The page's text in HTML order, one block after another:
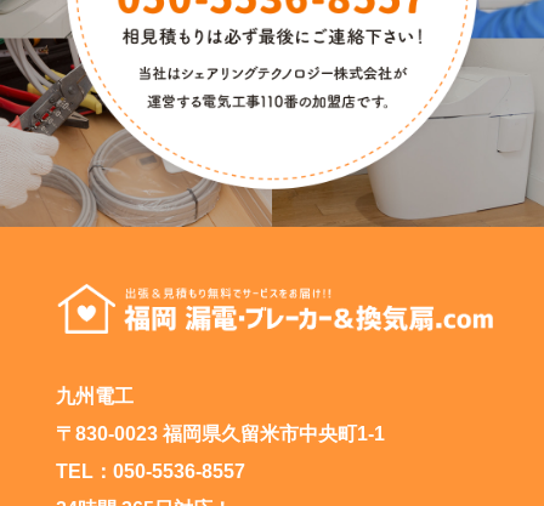
九州電工
〒830-0023 福岡県久留米市中央町1-1
TEL：050-5536-8557